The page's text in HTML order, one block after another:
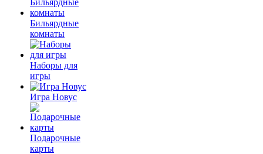
Бильярдные
комнаты
Наборы для
игры
Игра Новус
Подарочные
карты